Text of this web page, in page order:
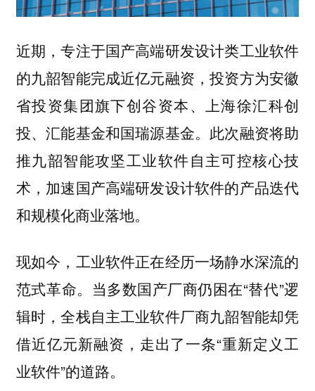
近期，专注于国产高端研发设计类工业软件
的九韶智能完成近亿元融资，投资方为安徽
省投资集团旗下创谷资本、上海徐汇科创
投、汇能基金和国瑞源基金。此次融资将助
推九韶智能攻坚工业软件自主可控核心技
术，加速国产高端研发设计软件的产品迭代
和规模化商业落地。
现如今，工业软件正在经历一场静水深流的
范式革命。当多数国产厂商仍困在“替代”逻
辑时，全栈自主工业软件厂商九韶智能却凭
借近亿元新融资，走出了一条“重新定义工
业软件”的道路。